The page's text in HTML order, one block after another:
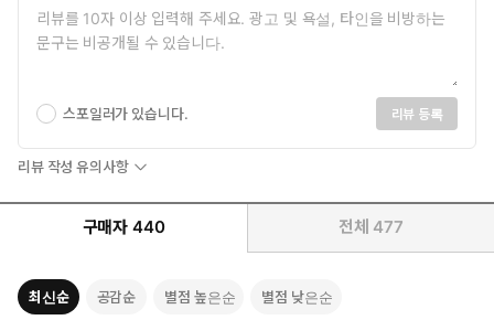
하얀 입김이 뜨겁게 피어 올랐다. 심장이 폭주하듯 날뛰었다.
그의 아이였다.
스포일러가 있습니다. 리뷰 등록
리뷰 작성 유의사항
구매자 440 전체 477
최신순 공감순 별점 높은순 별점 낮은순